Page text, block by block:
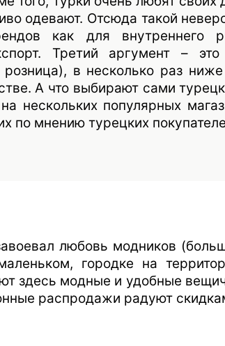
одевают. Отсюда такой
как для внутреннего
Третий аргумент – это
в несколько раз ниже
А что выбирают сами
нескольких популярных
по мнению турецких
любовь модников
городке на
здесь модные и удобные
распродажи радуют